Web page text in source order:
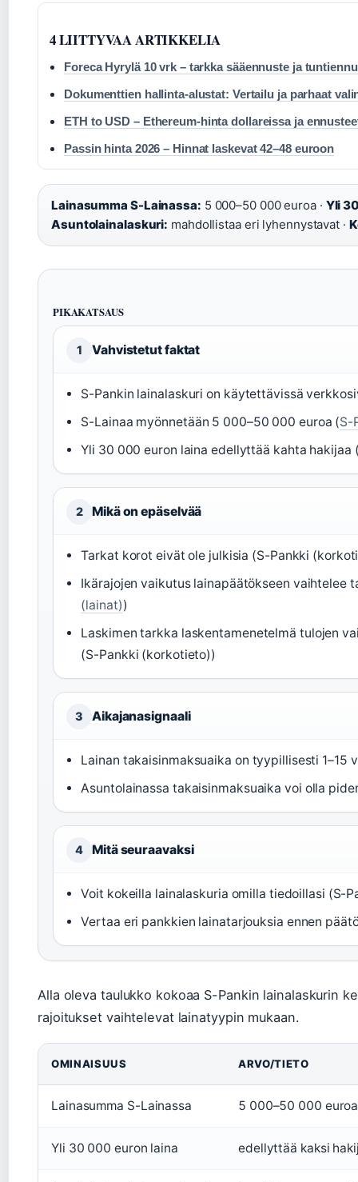
4 LIITTYVAA ARTIKKELIA
Foreca Hyrylä 10 vrk – tarkka sääennuste ja
Dokumenttien hallinta-alustat: Vertailu ja parhaat
ETH to USD – Ethereum-hinta dollareissa ja
Passin hinta 2026 – Hinnat laskevat 42–48 euroon
Lainasumma S-Lainassa: 5 000–50 000 euroa · Yli
Asuntolainalaskuri: mahdollistaa eri lyhennystavat ·
PIKAKATSAUS
1 Vahvistetut faktat
S-Pankin lainalaskuri on käytettävissä
S-Lainaa myönnetään 5 000–50 000 euroa (S-
Yli 30 000 euron laina edellyttää kahta hakijaa
2 Mikä on epäselvää
Tarkat korot eivät ole julkisia (S-Pankki
Ikärajojen vaikutus lainapäätökseen vaihtelee
(lainat))
Laskimen tarkka laskentamenetelmä tulojen
(S-Pankki (korkotieto))
3 Aikajanasignaali
Lainan takaisinmaksuaika on tyypillisesti 1–15
Asuntolainassa takaisinmaksuaika voi olla
4 Mitä seuraavaksi
Voit kokeilla lainalaskuria omilla tiedoillasi (S-
Vertaa eri pankkien lainatarjouksia ennen
Alla oleva taulukko kokoaa S-Pankin lainalaskurin
rajoitukset vaihtelevat lainatyypin mukaan.
OMINAISUUS ARVO/TIETO
Lainasumma S-Lainassa 5 000–50 000 euroa
Yli 30 000 euron laina edellyttää kaksi